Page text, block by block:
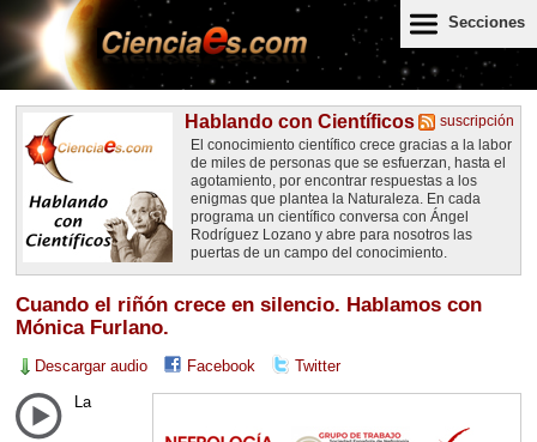
Secciones
suscripción
Hablando con Científicos
El conocimiento científico crece gracias a la labor
de miles de personas que se esfuerzan, hasta el
agotamiento, por encontrar respuestas a los
enigmas que plantea la Naturaleza. En cada
programa un científico conversa con Ángel
Rodríguez Lozano y abre para nosotros las
puertas de un campo del conocimiento.
Cuando el riñón crece en silencio. Hablamos con
Mónica Furlano.
Descargar audio Facebook Twitter
La